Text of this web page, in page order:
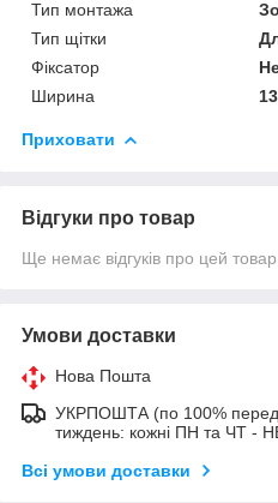
Тип монтажа
Тип щітки
Фіксатор
Ширина
Приховати
Відгуки про товар
Ще немає відгуків про цей товар
Умови доставки
Нова Пошта
УКРПОШТА (по 100%
тиждень: кожні ПН та ЧТ
Всі умови доставки